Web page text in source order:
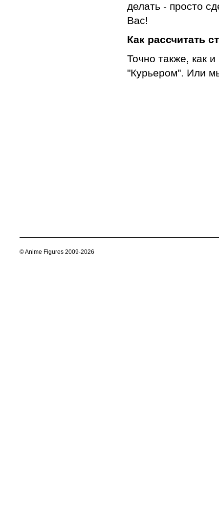
делать - просто
Вас!
Как рассчитать
Точно также, как
"Курьером". Или
© Anime Figures 2009-2026